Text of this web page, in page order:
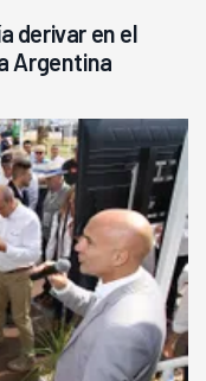
derivar en el
Argentina